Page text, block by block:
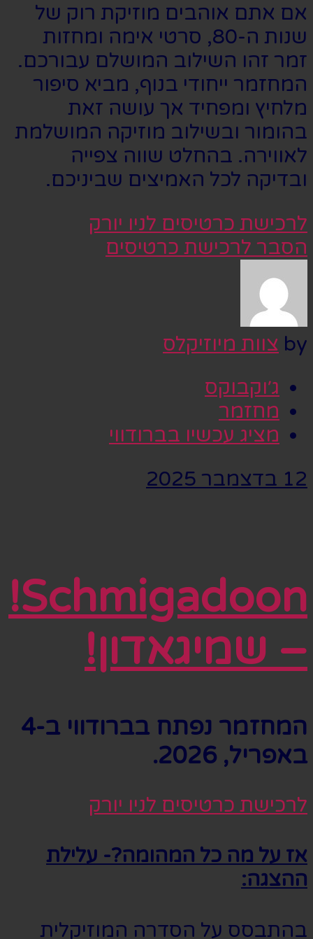
אם אתם אוהבים מוזיקת רוק של
שנות ה-80, סרטי אימה ומחזות
זמר זהו השילוב המושלם עבורכם.
המחזמר ייחודי בנוף, מביא סיפור
מלחיץ ומפחיד אך עושה זאת
בהומור ובשילוב מוזיקה המושלמת
לאווירה. בהחלט שווה צפייה
ובדיקה לכל האמיצים שביניכם.
לרכישת כרטיסים לניו יורק
הסבר לרכישת כרטיסים
by צוות מיוזיקלס
ג׳וקבוקס
מחזמר
מציג עכשיו בברודווי
12 בדצמבר 2025
Schmigadoon!
– שמיגאדון!
המחזמר נפתח בברודווי ב-4
באפריל, 2026.
לרכישת כרטיסים לניו יורק
אז על מה כל המהומה?- עלילת
ההצגה:
בהתבסס על הסדרה המוזיקלית